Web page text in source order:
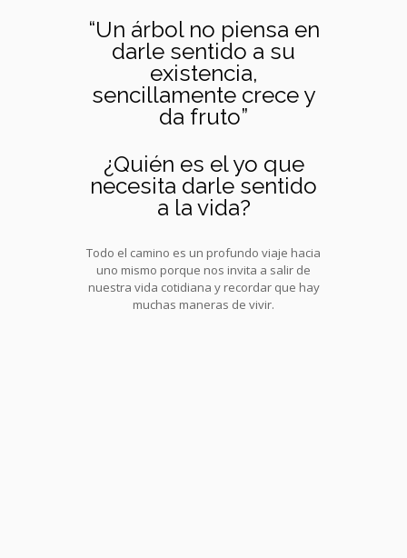
“Un árbol no piensa en
darle sentido a su
existencia,
sencillamente crece y
da fruto”
¿Quién es el yo que
necesita darle sentido
a la vida?
Todo el camino es un profundo viaje hacia
uno mismo porque nos invita a salir de
nuestra vida cotidiana y recordar que hay
muchas maneras de vivir.